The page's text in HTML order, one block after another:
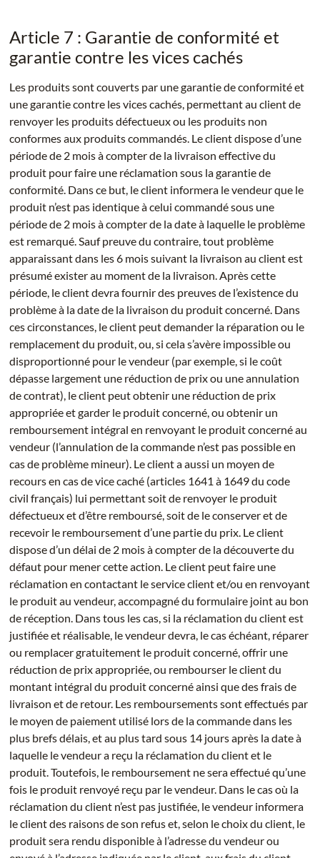
Article 7 : Garantie de conformité et
garantie contre les vices cachés
Les produits sont couverts par une garantie de conformité et
une garantie contre les vices cachés, permettant au client de
renvoyer les produits défectueux ou les produits non
conformes aux produits commandés. Le client dispose d’une
période de 2 mois à compter de la livraison effective du
produit pour faire une réclamation sous la garantie de
conformité. Dans ce but, le client informera le vendeur que le
produit n’est pas identique à celui commandé sous une
période de 2 mois à compter de la date à laquelle le problème
est remarqué. Sauf preuve du contraire, tout problème
apparaissant dans les 6 mois suivant la livraison au client est
présumé exister au moment de la livraison. Après cette
période, le client devra fournir des preuves de l’existence du
problème à la date de la livraison du produit concerné. Dans
ces circonstances, le client peut demander la réparation ou le
remplacement du produit, ou, si cela s’avère impossible ou
disproportionné pour le vendeur (par exemple, si le coût
dépasse largement une réduction de prix ou une annulation
de contrat), le client peut obtenir une réduction de prix
appropriée et garder le produit concerné, ou obtenir un
remboursement intégral en renvoyant le produit concerné au
vendeur (l’annulation de la commande n’est pas possible en
cas de problème mineur). Le client a aussi un moyen de
recours en cas de vice caché (articles 1641 à 1649 du code
civil français) lui permettant soit de renvoyer le produit
défectueux et d’être remboursé, soit de le conserver et de
recevoir le remboursement d’une partie du prix. Le client
dispose d’un délai de 2 mois à compter de la découverte du
défaut pour mener cette action. Le client peut faire une
réclamation en contactant le service client et/ou en renvoyant
le produit au vendeur, accompagné du formulaire joint au bon
de réception. Dans tous les cas, si la réclamation du client est
justifiée et réalisable, le vendeur devra, le cas échéant, réparer
ou remplacer gratuitement le produit concerné, offrir une
réduction de prix appropriée, ou rembourser le client du
montant intégral du produit concerné ainsi que des frais de
livraison et de retour. Les remboursements sont effectués par
le moyen de paiement utilisé lors de la commande dans les
plus brefs délais, et au plus tard sous 14 jours après la date à
laquelle le vendeur a reçu la réclamation du client et le
produit. Toutefois, le remboursement ne sera effectué qu’une
fois le produit renvoyé reçu par le vendeur. Dans le cas où la
réclamation du client n’est pas justifiée, le vendeur informera
le client des raisons de son refus et, selon le choix du client, le
produit sera rendu disponible à l’adresse du vendeur ou